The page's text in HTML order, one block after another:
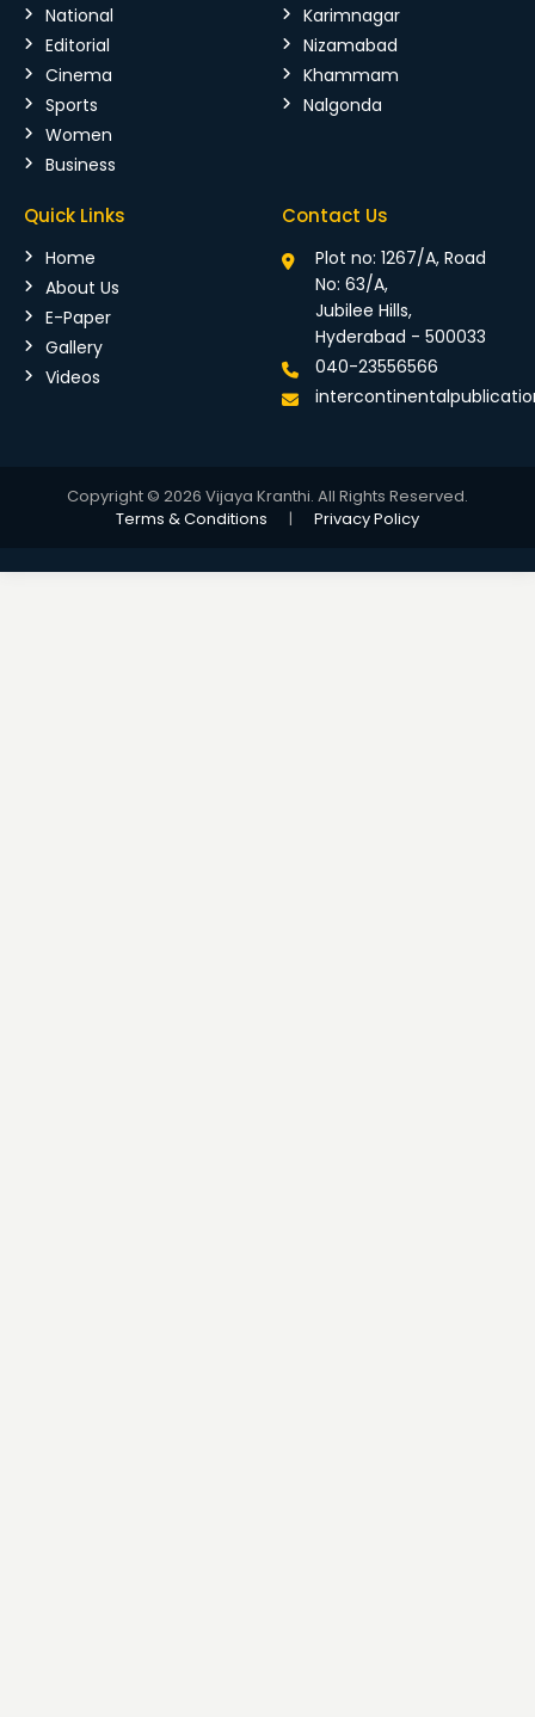
National
Editorial
Cinema
Sports
Women
Business
Karimnagar
Nizamabad
Khammam
Nalgonda
Quick Links
Home
About Us
E-Paper
Gallery
Videos
Contact Us
Plot no: 1267/A, Road
No: 63/A,
Jubilee Hills,
Hyderabad - 500033
040-23556566
Copyright © 2026 Vijaya Kranthi. All Rights Reserved.
Terms & Conditions
| Privacy Policy